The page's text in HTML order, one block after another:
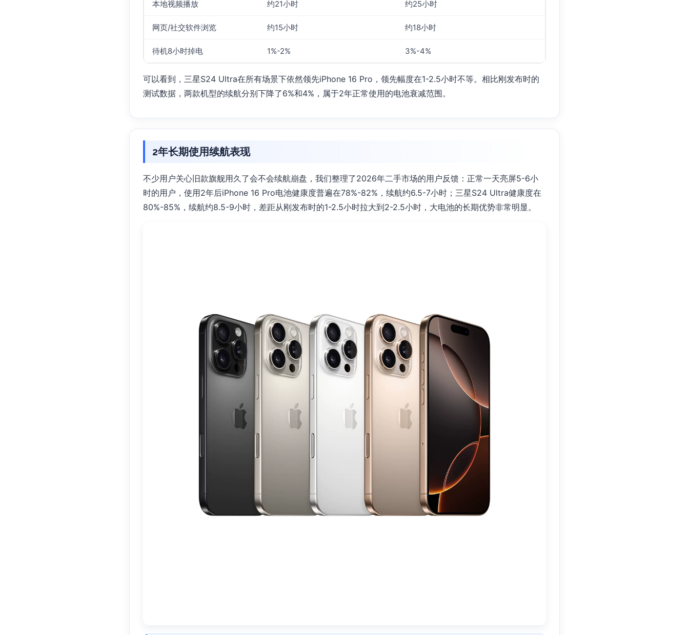
本地视频播放 约21小时 约25小时
网页/社交软件浏览 约15小时 约18小时
待机8小时掉电 1%-2% 3%-4%
可以看到，三星S24 Ultra在所有场景下依然领先iPhone 16 Pro，领先幅度在1-2.5小时不等。相比刚发布时的
测试数据，两款机型的续航分别下降了6%和4%，属于2年正常使用的电池衰减范围。
2年长期使用续航表现
不少用户关心旧款旗舰用久了会不会续航崩盘，我们整理了2026年二手市场的用户反馈：正常一天亮屏5-6小
时的用户，使用2年后iPhone 16 Pro电池健康度普遍在78%-82%，续航约6.5-7小时；三星S24 Ultra健康度在
80%-85%，续航约8.5-9小时，差距从刚发布时的1-2.5小时拉大到2-2.5小时，大电池的长期优势非常明显。